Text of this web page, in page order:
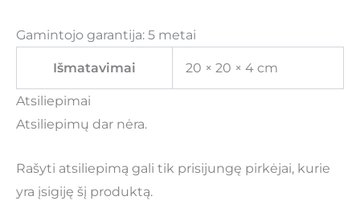
Gamintojo garantija: 5 metai
Išmatavimai 20 × 20 × 4 cm
Atsiliepimai
Atsiliepimų dar nėra.
Rašyti atsiliepimą gali tik prisijungę pirkėjai, kurie
yra įsigiję šį produktą.